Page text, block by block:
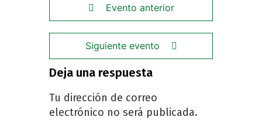
Evento anterior
Siguiente evento
Deja una respuesta
Tu dirección de correo
electrónico no será publicada.